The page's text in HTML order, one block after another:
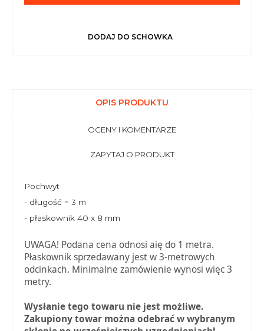
DODAJ DO SCHOWKA
OPIS PRODUKTU
OCENY I KOMENTARZE
ZAPYTAJ O PRODUKT
Pochwyt
- długość = 3 m
- płaskownik 40 x 8 mm
UWAGA! Podana cena odnosi aię do 1 metra.
Płaskownik sprzedawany jest w 3-metrowych
odcinkach. Minimalne zamówienie wynosi więc 3
metry.
Wysłanie tego towaru nie jest możliwe.
Zakupiony towar można odebrać w wybranym